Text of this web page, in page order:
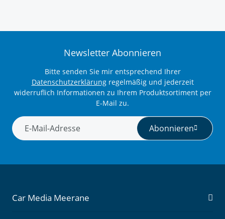
Newsletter Abonnieren
Bitte senden Sie mir entsprechend Ihrer
Datenschutzerklärungregelmäßig und jederzeit
widerruflich Informationen zu Ihrem Produktsortiment per
E-Mail zu.
Abonnieren
Car Media Meerane